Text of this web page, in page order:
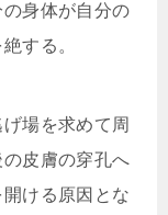
身体が自分の
する。
場を求めて周
皮膚の穿孔へ
ける原因とな